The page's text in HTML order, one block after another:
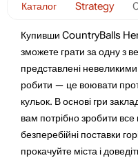
Каталог Strategy
Купивши CountryBalls
зможете грати за одну з
представлені
робити — це воювати
кульок. В основі гри
вам потрібно зробити
безперебійні поставки
прокачуйте міста і